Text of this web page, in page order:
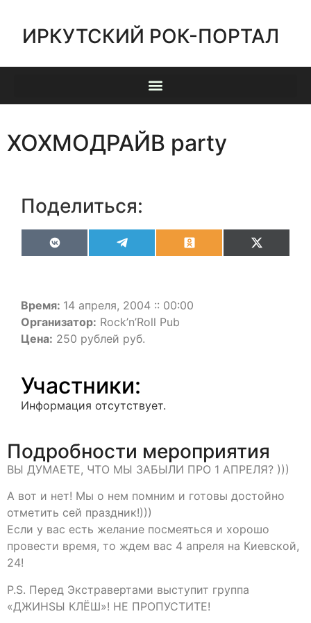
ИРКУТСКИЙ РОК-ПОРТАЛ
ХОХМОДРАЙВ party
Поделиться:
VK OdnoklassnikiX
(Twitter)
Время: 14 апреля, 2004 :: 00:00
Организатор: Rock’n’Roll Pub
Цена: 250 рублей руб.
Участники:
Информация отсутствует.
Подробности мероприятия
ВЫ ДУМАЕТЕ, ЧТО МЫ ЗАБЫЛИ ПРО 1 АПРЕЛЯ? )))
А вот и нет! Мы о нем помним и готовы достойно
отметить сей праздник!)))
Если у вас есть желание посмеяться и хорошо
провести время, то ждем вас 4 апреля на Киевской,
24!
P.S. Перед Экстравертами выступит группа
«ДЖИНSЫ КЛЁШ»! НЕ ПРОПУСТИТЕ!